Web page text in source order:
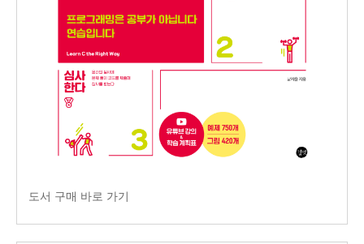
도서 구매 바로 가기